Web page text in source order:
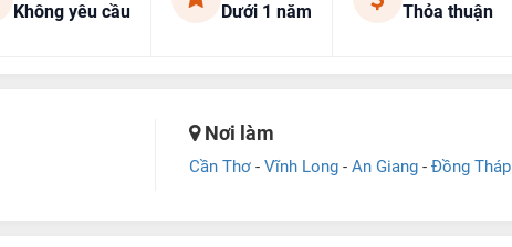
Không yêu cầu Dưới 1 năm Thỏa thuận
Nơi làm
Cần Thơ- Vĩnh Long- An Giang- Đồng Tháp